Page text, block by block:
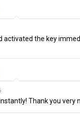
activated the key
Thank you very